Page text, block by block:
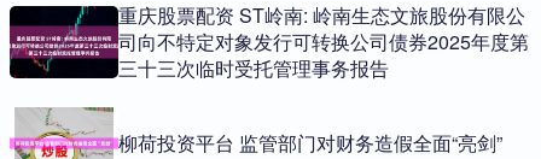
重庆股票配资 ST岭南: 岭南生态文旅股份有限公
司向不特定对象发行可转换公司债券2025年度第
三十三次临时受托管理事务报告
柳荷投资平台 监管部门对财务造假全面“亮剑”